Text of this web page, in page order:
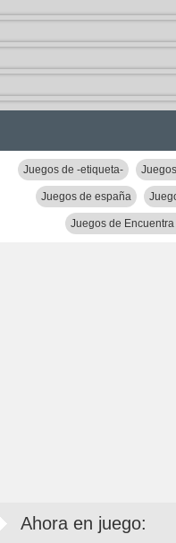
Juegos de -etiqueta-
Juegos de españa
Juegos de
Ahora en juego: